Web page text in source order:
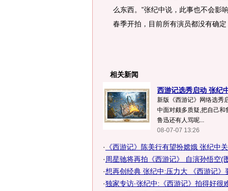
么东西。”张纪中说，此事也不会影
春季开拍，目前所有演员都没有确定
相关新闻
西游记选秀启动 张纪
新版《西游记》网络选秀
中面对颇多质疑,把自己和
鲁迅还有人骂呢...
08-07-07 13:26
· 《西游记》陈美行有望扮嫦娥 张纪中
· 周星驰将再拍《西游记》 自演孙悟空(
·想再创经典 张纪中:压力大 《西游记》
·独家专访·张纪中:《西游记》拍得好很